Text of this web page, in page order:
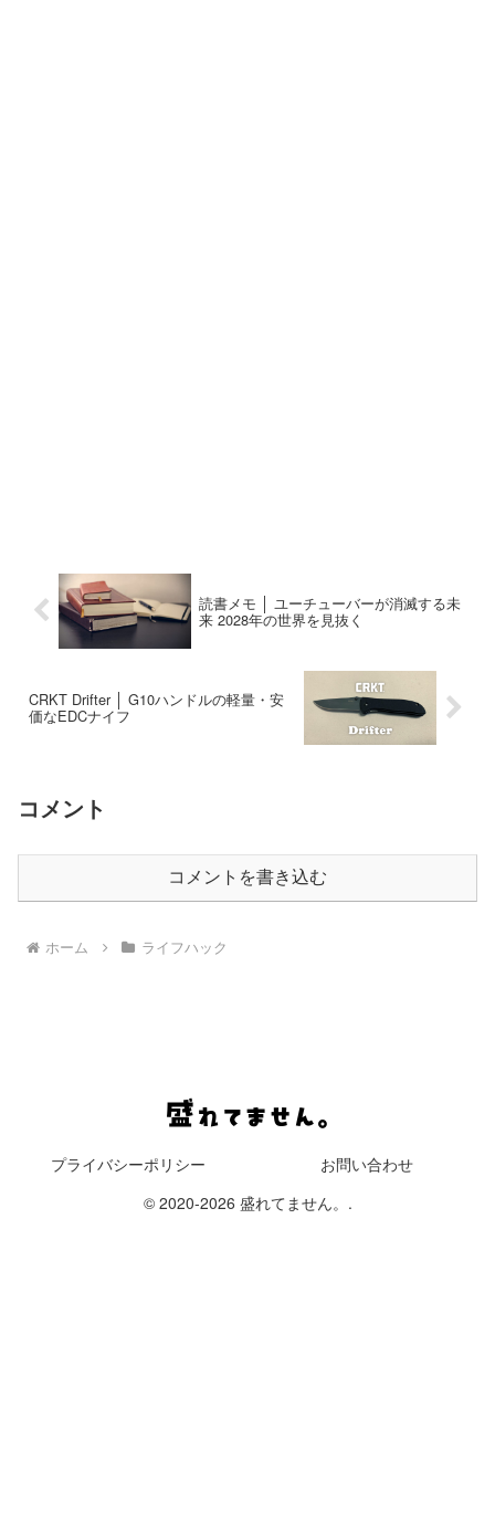
読書メモ │ ユーチューバーが消滅する未
来 2028年の世界を見抜く
CRKT Drifter │ G10ハンドルの軽量・安
価なEDCナイフ
コメント
コメントを書き込む
ホーム ライフハック
プライバシーポリシー
お問い合わせ
© 2020-2026 盛れてません。.